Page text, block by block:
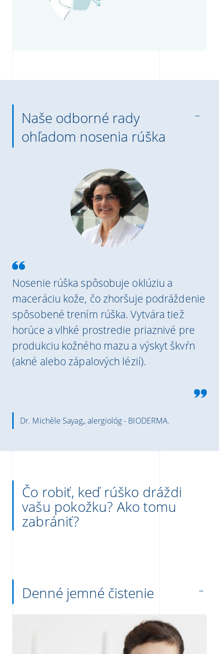
Naše odborné rady
ohľadom nosenia rúška
Nosenie rúška spôsobuje oklúziu a
maceráciu kože, čo zhoršuje podráždenie
spôsobené trením rúška. Vytvára tiež
horúce a vlhké prostredie priaznivé pre
produkciu kožného mazu a výskyt škvŕn
(akné alebo zápalových lézií).
Dr. Michèle Sayag,, alergiológ - BIODERMA.
Čo robiť, keď rúško ​​dráždi
vašu pokožku? Ako tomu
zabrániť?
Denné jemné čistenie